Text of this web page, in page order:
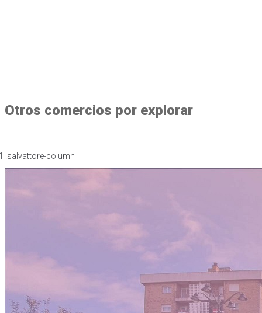
Otros comercios por explorar